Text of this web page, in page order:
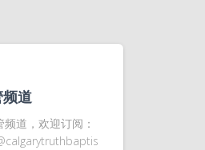
道
道，欢迎订阅：